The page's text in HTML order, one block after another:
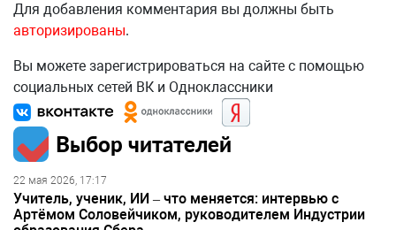
Для добавления комментария вы должны быть
авторизированы.
Вы можете зарегистрироваться на сайте с помощью
социальных сетей ВК и Одноклассники
Выбор читателей
22 мая 2026, 17:17
Учитель, ученик, ИИ – что меняется: интервью с
Артёмом Соловейчиком, руководителем Индустрии